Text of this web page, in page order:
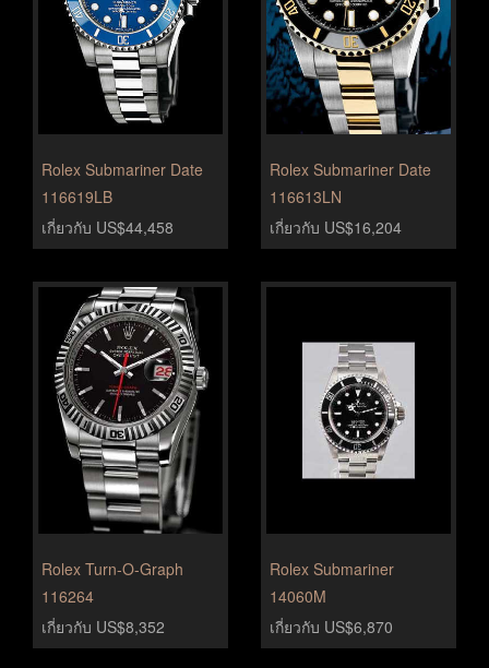
Rolex Submariner Date
116619LB
เกี่ยวกับ US$44,458
Rolex Submariner Date
116613LN
เกี่ยวกับ US$16,204
Rolex Turn-O-Graph
116264
เกี่ยวกับ US$8,352
Rolex Submariner
14060M
เกี่ยวกับ US$6,870